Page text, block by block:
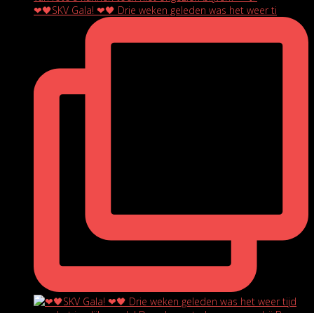
❤🖤SKV Gala! ❤🖤 Drie weken geleden was het weer ti